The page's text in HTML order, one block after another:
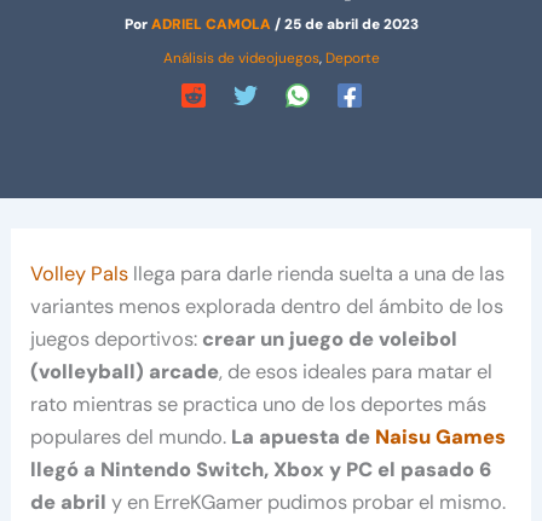
PorADRIEL CAMOLA/25 de abril de 2023
Análisis de videojuegos, Deporte
Volley Pals llega para darle rienda suelta a una de las
variantes menos explorada dentro del ámbito de los
juegos deportivos: crear un juego de voleibol
(volleyball) arcade, de esos ideales para matar el
rato mientras se practica uno de los deportes más
populares del mundo. La apuesta de Naisu Games
llegó a Nintendo Switch, Xbox y PC el pasado 6
de abril y en ErreKGamer pudimos probar el mismo.